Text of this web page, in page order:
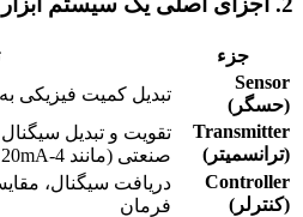
جزء
Sensor
(حسگر)
تبدیل کمیت فیزیکی
Transmitter
(ترانسمیتر)
تقویت و تبدیل
صنعتی (مانند 4-20mA یا Modbus)
Controller
(کنترلر)
دریافت سیگنال،
فرمان